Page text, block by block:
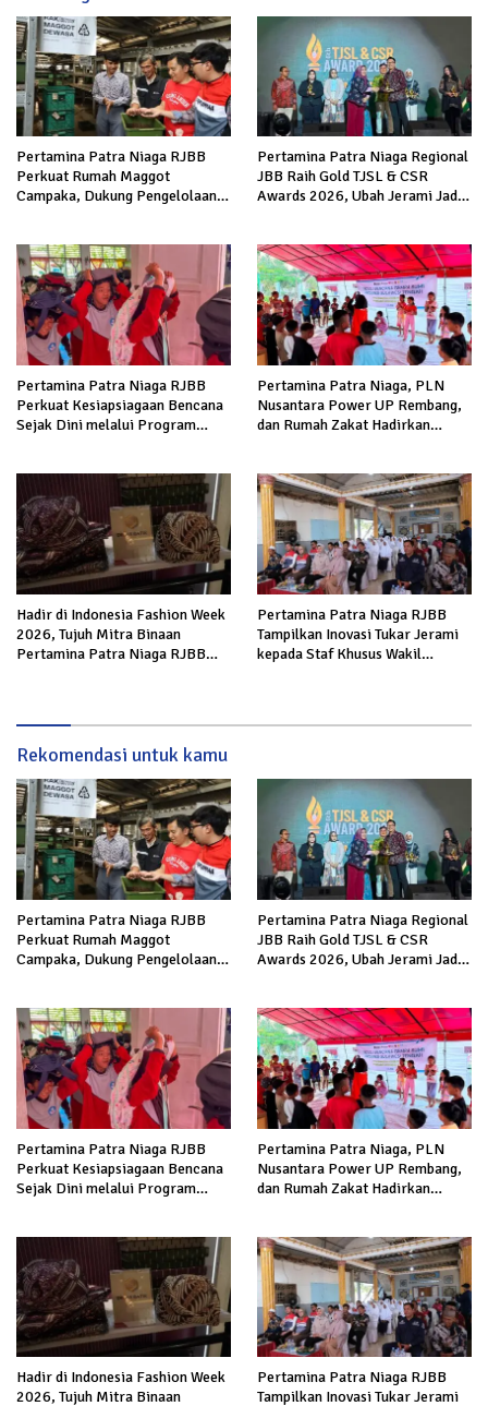
Pertamina Patra Niaga RJBB
Perkuat Rumah Maggot
Campaka, Dukung Pengelolaan
Pertamina Patra Niaga Regional
JBB Raih Gold TJSL & CSR
Awards 2026, Ubah Jerami Jadi
Pertamina Patra Niaga RJBB
Perkuat Kesiapsiagaan Bencana
Sejak Dini melalui Program
Pertamina Patra Niaga, PLN
Nusantara Power UP Rembang,
dan Rumah Zakat Hadirkan
Hadir di Indonesia Fashion Week
2026, Tujuh Mitra Binaan
Pertamina Patra Niaga RJBB
Pertamina Patra Niaga RJBB
Tampilkan Inovasi Tukar Jerami
kepada Staf Khusus Wakil
Rekomendasi untuk kamu
Pertamina Patra Niaga RJBB
Perkuat Rumah Maggot
Campaka, Dukung Pengelolaan
Pertamina Patra Niaga Regional
JBB Raih Gold TJSL & CSR
Awards 2026, Ubah Jerami Jadi
Pertamina Patra Niaga RJBB
Perkuat Kesiapsiagaan Bencana
Sejak Dini melalui Program
Pertamina Patra Niaga, PLN
Nusantara Power UP Rembang,
dan Rumah Zakat Hadirkan
Hadir di Indonesia Fashion Week
2026, Tujuh Mitra Binaan
Pertamina Patra Niaga RJBB
Tampilkan Inovasi Tukar Jerami